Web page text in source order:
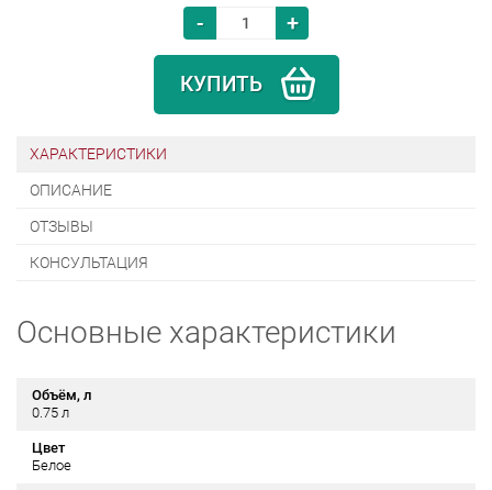
- +
КУПИТЬ
ХАРАКТЕРИСТИКИ
ОПИСАНИЕ
ОТЗЫВЫ
КОНСУЛЬТАЦИЯ
Основные характеристики
Объём, л
0.75 л
Цвет
Белое